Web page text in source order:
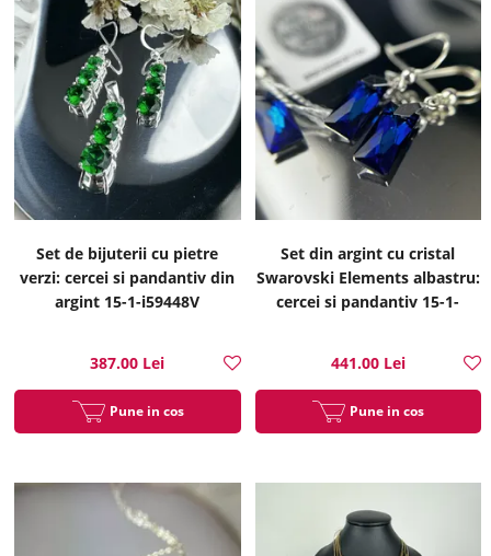
Set de bijuterii cu pietre
verzi: cercei si pandantiv din
argint 15-1-i59448V
387.00 Lei
Pune in cos
Set din argint cu cristal
Swarovski Elements albastru:
cercei si pandantiv 15-1-
441.00 Lei
Pune in cos